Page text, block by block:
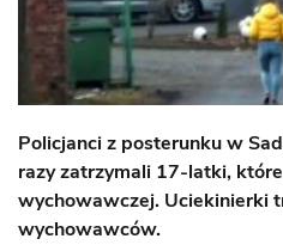
Policjanci z posterunku w
razy zatrzymali 17-latki,
wychowawczej. Uciekinierki
wychowawców.